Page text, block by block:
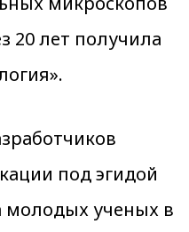
20 лет получила
под эгидой
молодых ученых в